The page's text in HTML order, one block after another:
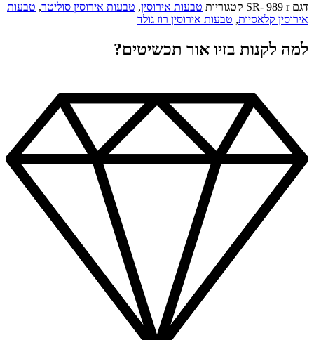
דגםSR- 989 r קטגוריות טבעות אירוסין, טבעות אירוסין סוליטר, טבעות
אירוסין קלאסיות, טבעות אירוסין רוז גולד
למה לקנות בזיו אור תכשיטים?